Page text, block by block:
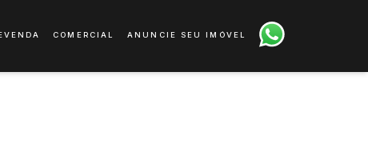
COMERCIAL ANUNCIE SEU IMÓVEL